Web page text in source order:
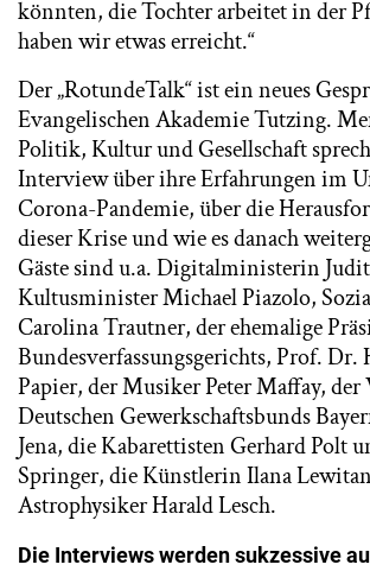
könnten, die Tochter arbeitet in der
haben wir etwas erreicht.“
Der „RotundeTalk“ ist ein neues
Evangelischen Akademie Tutzing.
Politik, Kultur und Gesellschaft
Interview über ihre Erfahrungen im
Corona-Pandemie, über die
dieser Krise und wie es danach
Gäste sind u.a. Digitalministerin
Kultusminister Michael Piazolo,
Carolina Trautner, der ehemalige
Bundesverfassungsgerichts, Prof. Dr.
Papier, der Musiker Peter Maffay, der
Deutschen Gewerkschaftsbunds
Jena, die Kabarettisten Gerhard Polt
Springer, die Künstlerin Ilana
Astrophysiker Harald Lesch.
Die Interviews werden sukzessive